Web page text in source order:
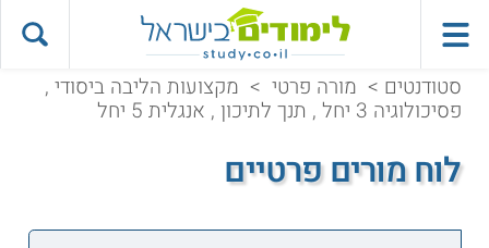
סטודנטים > מורה פרטי > מקצועות הליבה ביסודי ,
פסיכולוגיה 3 יחל , תנך לתיכון , אנגלית 5 יחל
לוח מורים פרטיים